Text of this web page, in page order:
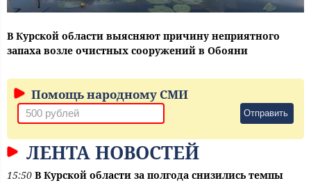
В Курской области выясняют причину неприятного
запаха возле очистных сооружений в Обояни
Помощь народному СМИ
Отправить
ЛЕНТА НОВОСТЕЙ
15:50 В Курской области за полгода снизились темпы